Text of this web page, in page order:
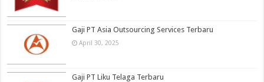
Gaji PT Asia Outsourcing Services Terbaru
April 30, 2025
Gaji PT Liku Telaga Terbaru